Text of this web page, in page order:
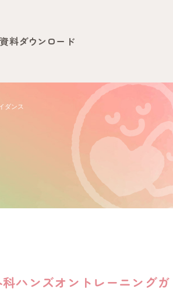
資料ダウンロード
ダンス
ハンズオントレーニングガ